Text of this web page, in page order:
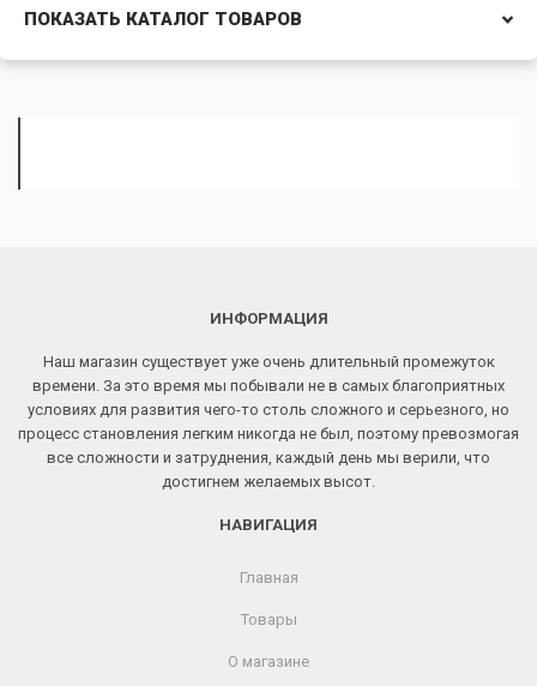
ПОКАЗАТЬ КАТАЛОГ ТОВАРОВ
ИНФОРМАЦИЯ
Наш магазин существует уже очень длительный промежуток
времени. За это время мы побывали не в самых благоприятных
условиях для развития чего-то столь сложного и серьезного, но
процесс становления легким никогда не был, поэтому превозмогая
все сложности и затруднения, каждый день мы верили, что
достигнем желаемых высот.
НАВИГАЦИЯ
Главная
Товары
О магазине